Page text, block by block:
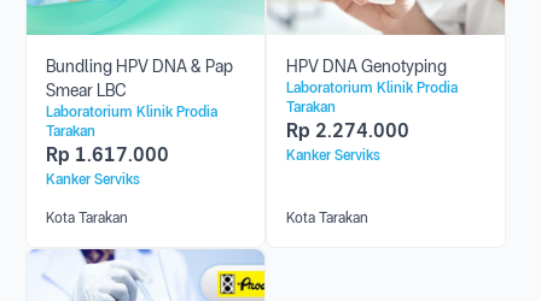
Bundling HPV DNA & Pap
Smear LBC
Laboratorium Klinik Prodia
Tarakan
Rp 1.617.000
Kanker Serviks
Kota Tarakan
HPV DNA Genotyping
Laboratorium Klinik Prodia
Tarakan
Rp 2.274.000
Kanker Serviks
Kota Tarakan